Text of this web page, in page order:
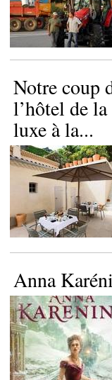
Notre coup
l’hôtel de
luxe à la...
Anna